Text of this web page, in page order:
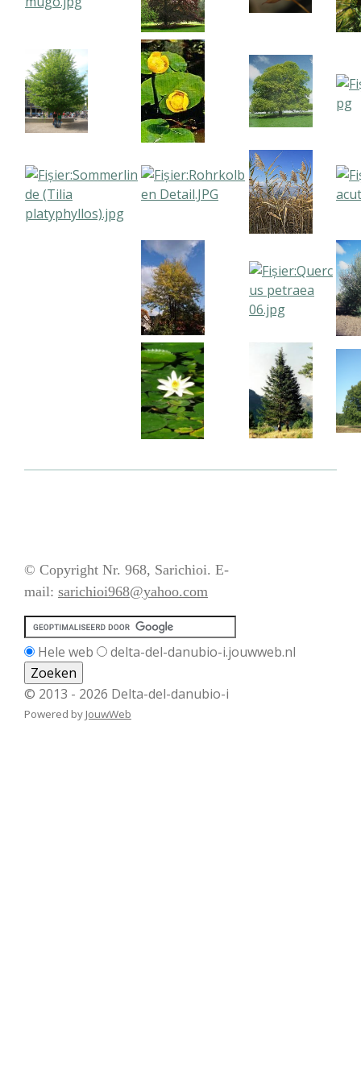
© Copyright Nr. 968, Sarichioi. E-
mail: sarichioi968@yahoo.com
Hele web delta-del-danubio-i.jouwweb.nl
© 2013 - 2026 Delta-del-danubio-i
Powered by JouwWeb